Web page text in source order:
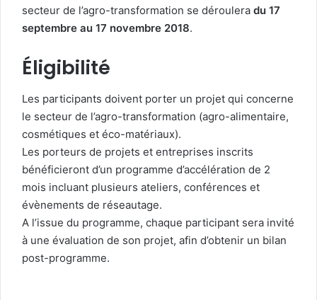
secteur de l’agro-transformation se déroulera du 17
septembre au 17 novembre 2018.
Éligibilité
Les participants doivent porter un projet qui concerne
le secteur de l’agro-transformation (agro-alimentaire,
cosmétiques et éco-matériaux).
Les porteurs de projets et entreprises inscrits
bénéficieront d’un programme d’accélération de 2
mois incluant plusieurs ateliers, conférences et
évènements de réseautage.
A l’issue du programme, chaque participant sera invité
à une évaluation de son projet, afin d’obtenir un bilan
post-programme.